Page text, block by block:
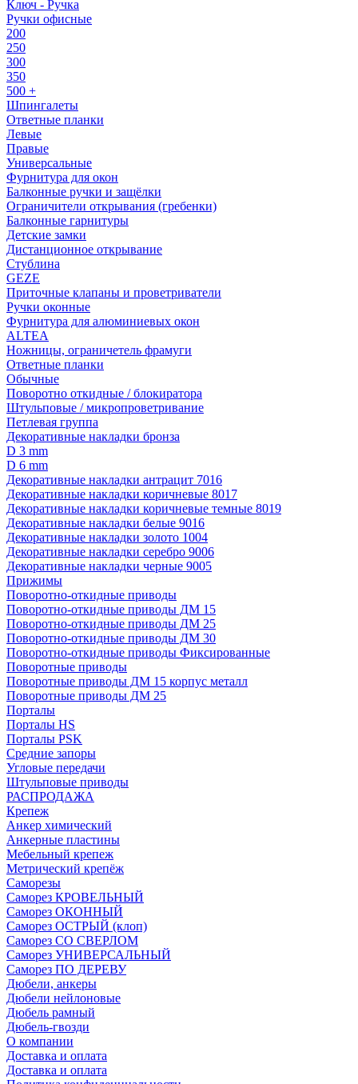
Ключ - Ручка
Ручки офисные
200
250
300
350
500 +
Шпингалеты
Ответные планки
Левые
Правые
Универсальные
Фурнитура для окон
Балконные ручки и защёлки
Ограничители открывания (гребенки)
Балконные гарнитуры
Детские замки
Дистанционное открывание
Стублина
GEZE
Приточные клапаны и проветриватели
Ручки оконные
Фурнитура для алюминиевых окон
ALTEA
Ножницы, ограничетель фрамуги
Ответные планки
Обычные
Поворотно откидные / блокиратора
Штульповые / микропроветривание
Петлевая группа
Декоративные накладки бронза
D 3 mm
D 6 mm
Декоративные накладки антрацит 7016
Декоративные накладки коричневые 8017
Декоративные накладки коричневые темные 8019
Декоративные накладки белые 9016
Декоративные накладки золото 1004
Декоративные накладки серебро 9006
Декоративные накладки черные 9005
Прижимы
Поворотно-откидные приводы
Поворотно-откидные приводы ДМ 15
Поворотно-откидные приводы ДМ 25
Поворотно-откидные приводы ДМ 30
Поворотно-откидные приводы Фиксированные
Поворотные приводы
Поворотные приводы ДМ 15 корпус металл
Поворотные приводы ДМ 25
Порталы
Порталы HS
Порталы PSK
Средние запоры
Угловые передачи
Штульповые приводы
РАСПРОДАЖА
Крепеж
Анкер химический
Анкерные пластины
Мебельный крепеж
Метрический крепёж
Саморезы
Саморез КРОВЕЛЬНЫЙ
Саморез ОКОННЫЙ
Саморез ОСТРЫЙ (клоп)
Саморез СО СВЕРЛОМ
Саморез УНИВЕРСАЛЬНЫЙ
Саморез ПО ДЕРЕВУ
Дюбели, анкеры
Дюбели нейлоновые
Дюбель рамный
Дюбель-гвозди
О компании
Доставка и оплата
Доставка и оплата